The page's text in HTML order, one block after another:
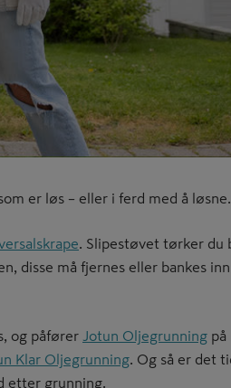
er løs – eller i ferd med å løsne.
. Slipestøvet tørker du
disse må fjernes eller bankes
og påfører Jotun Oljegrunning på
Klar Oljegrunning. Og så er det
etter grunning.